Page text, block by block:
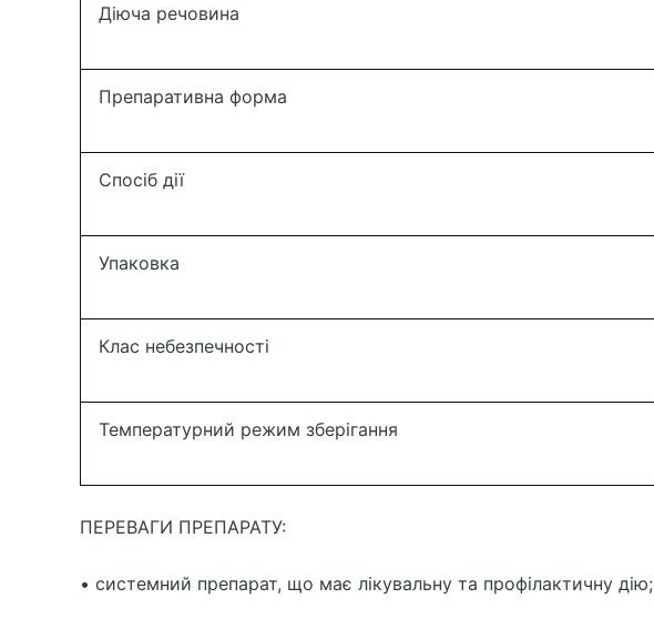
Діюча речовина
Препаративна форма
Спосіб дії
Упаковка
Клас небезпечності
Температурний режим зберігання
ПЕРЕВАГИ ПРЕПАРАТУ:
• системний препарат, що має лікувальну та профілактичну дію;